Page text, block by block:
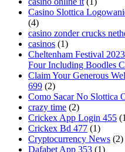
Casino Slottica
(4)
casino zonder crucks
casinos (1)
Cheltenham Festival
Four Including Boodles
Claim Your Generous
699 (2)
Como Sacar No Slottica
crazy time (2)
Crickex App Login 455
Crickex Bd 477 (1)
Cryptocurrency News (2)
Dafabet App 353 (1)